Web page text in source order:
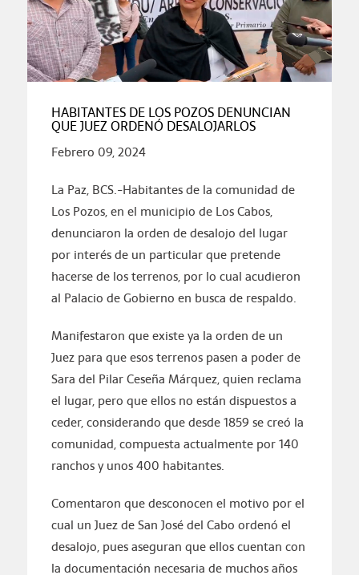
HABITANTES DE LOS POZOS DENUNCIAN
QUE JUEZ ORDENÓ DESALOJARLOS
Febrero 09, 2024
La Paz, BCS.-Habitantes de la comunidad de
Los Pozos, en el municipio de Los Cabos,
denunciaron la orden de desalojo del lugar
por interés de un particular que pretende
hacerse de los terrenos, por lo cual acudieron
al Palacio de Gobierno en busca de respaldo.
Manifestaron que existe ya la orden de un
Juez para que esos terrenos pasen a poder de
Sara del Pilar Ceseña Márquez, quien reclama
el lugar, pero que ellos no están dispuestos a
ceder, considerando que desde 1859 se creó la
comunidad, compuesta actualmente por 140
ranchos y unos 400 habitantes.
Comentaron que desconocen el motivo por el
cual un Juez de San José del Cabo ordenó el
desalojo, pues aseguran que ellos cuentan con
la documentación necesaria de muchos años